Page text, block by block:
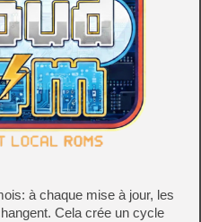
à chaque mise à jour, les
Cela crée un cycle